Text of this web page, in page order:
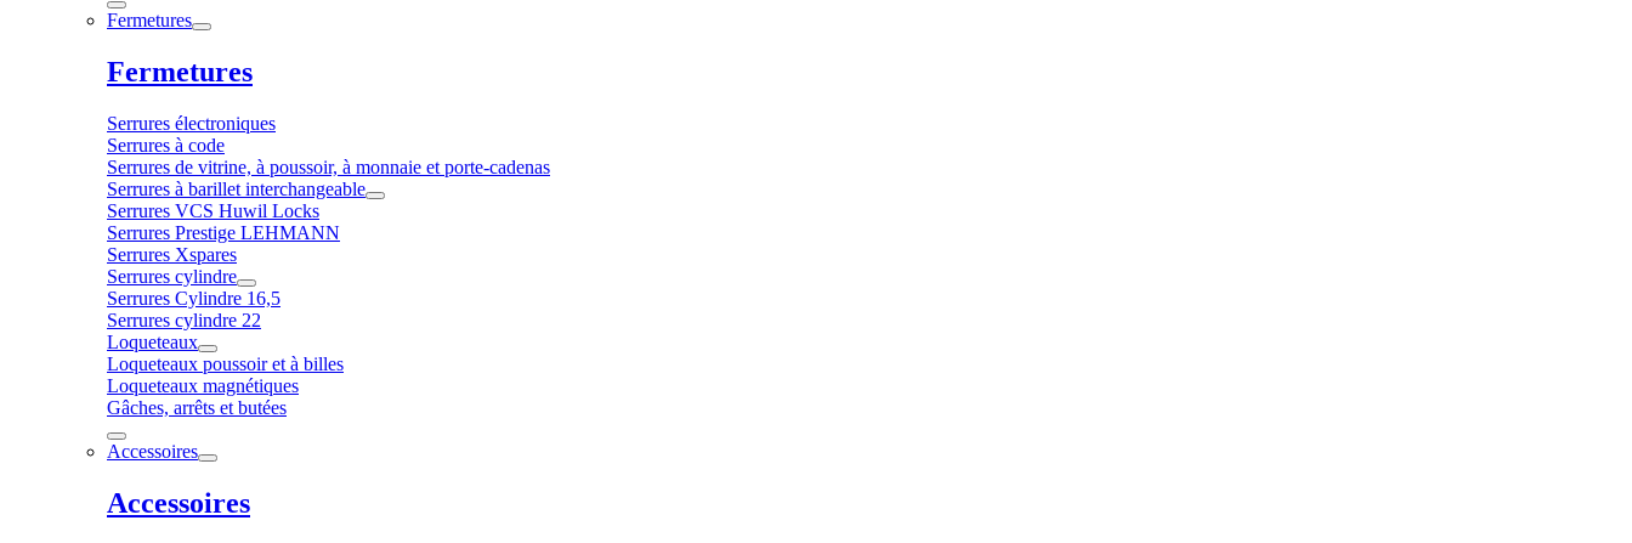
Fermetures
Fermetures
Serrures électroniques
Serrures à code
Serrures de vitrine, à poussoir, à monnaie et porte-cadenas
Serrures à barillet interchangeable
Serrures VCS Huwil Locks
Serrures Prestige LEHMANN
Serrures Xspares
Serrures cylindre
Serrures Cylindre 16,5
Serrures cylindre 22
Loqueteaux
Loqueteaux poussoir et à billes
Loqueteaux magnétiques
Gâches, arrêts et butées
Accessoires
Accessoires